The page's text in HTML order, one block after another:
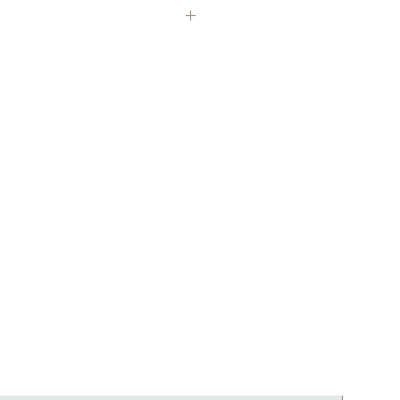
schön bleiben, müssen sie